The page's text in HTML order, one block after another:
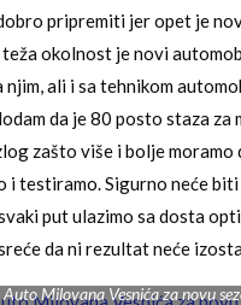
pripremiti jer opet je
okolnost je novi
njim, ali i sa tehnikom
da je 80 posto staza za
zašto više i bolje moramo
i testiramo. Sigurno neće
put ulazimo sa dosta
da ni rezultat neće
Auto Milovana Vesnića za novu